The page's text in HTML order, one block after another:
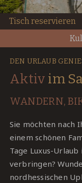
Tisch reservieren
DEN URLAUB
Aktiv im
WANDERN,
Sie möchten nach
einem schönen
Tage Luxus-
verbringen?
nordhessischen